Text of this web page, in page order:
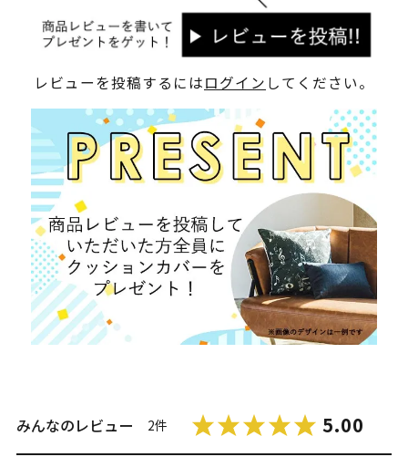
レビューを投稿するにはログイン してください。
みんなのレビュー 2件 5.00